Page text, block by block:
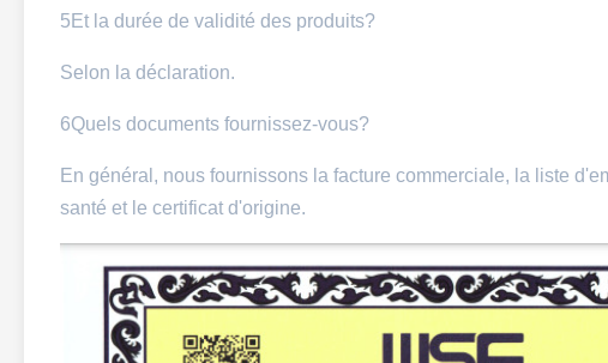
5Et la durée de validité des produits?
Selon la déclaration.
6Quels documents fournissez-vous?
En général, nous fournissons la facture commerciale, la liste
santé et le certificat d'origine.